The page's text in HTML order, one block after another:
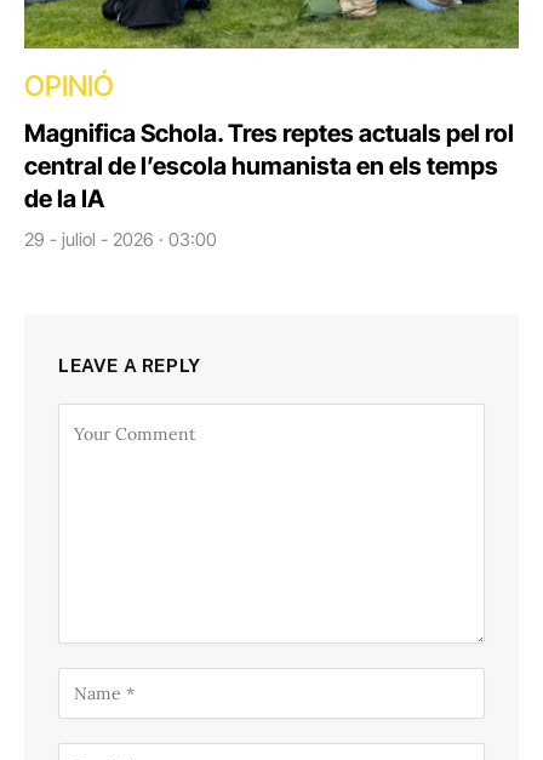
OPINIÓ
Magnifica Schola. Tres reptes actuals pel rol
central de l’escola humanista en els temps
de la IA
29 - juliol - 2026 · 03:00
LEAVE A REPLY